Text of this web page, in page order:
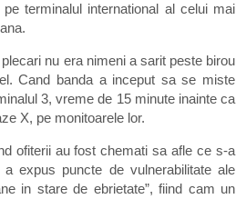
terminalul international al celui mai
nu era nimeni a sarit peste birou
Cand banda a inceput sa se miste
3, vreme de 15 minute inainte ca
X, pe monitoarele lor.
ofiterii au fost chemati sa afle ce s-a
expus puncte de vulnerabilitate ale
in stare de ebrietate”, fiind cam un